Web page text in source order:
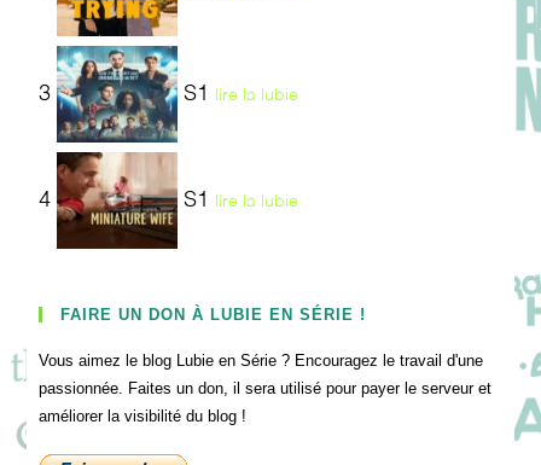
3 S1 lire la lubie
4 S1 lire la lubie
FAIRE UN DON À LUBIE EN SÉRIE !
Vous aimez le blog Lubie en Série ? Encouragez le travail d'une
passionnée. Faites un don, il sera utilisé pour payer le serveur et
améliorer la visibilité du blog !